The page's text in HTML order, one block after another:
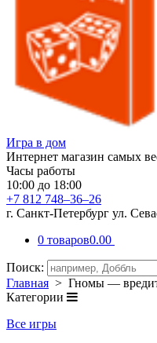
Игра в дом
Интернет магазин самых
Часы работы
10:00 до 18:00
+7 812 748–36–26
г. Санкт-Петербург ул.
0 товаров0.00
Поиск:
Главная > Гномы —
Категории
Все игры